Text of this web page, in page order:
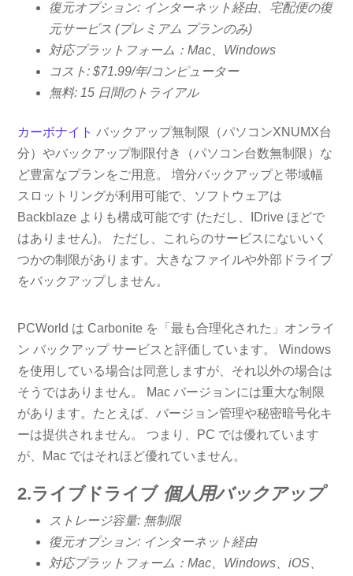
復元オプション: インターネット経由、宅配便の復
元サービス (プレミアム プランのみ)
対応プラットフォーム：Mac、Windows
コスト: $71.99/年/コンピューター
無料: 15 日間のトライアル
カーボナイト バックアップ無制限（パソコンXNUMX台
分）やバックアップ制限付き（パソコン台数無制限）な
ど豊富なプランをご用意。 増分バックアップと帯域幅
スロットリングが利用可能で、ソフトウェアは
Backblaze よりも構成可能です (ただし、IDrive ほどで
はありません)。 ただし、これらのサービスにないいく
つかの制限があります。大きなファイルや外部ドライブ
をバックアップしません。
PCWorld は Carbonite を「最も合理化された」オンライ
ン バックアップ サービスと評価しています。 Windows
を使用している場合は同意しますが、それ以外の場合は
そうではありません。 Mac バージョンには重大な制限
があります。たとえば、バージョン管理や秘密暗号化キ
ーは提供されません。 つまり、PC では優れています
が、Mac ではそれほど優れていません。
2.ライブドライブ 個人用バックアップ
ストレージ容量: 無制限
復元オプション: インターネット経由
対応プラットフォーム：Mac、Windows、iOS、